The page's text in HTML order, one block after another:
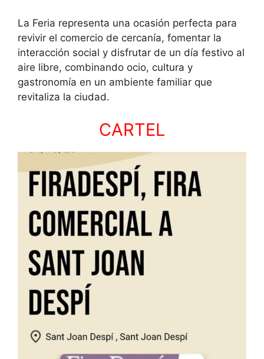
La Feria representa una ocasión perfecta para
revivir el comercio de cercanía, fomentar la
interacción social y disfrutar de un día festivo al
aire libre, combinando ocio, cultura y
gastronomía en un ambiente familiar que
revitaliza la ciudad.
CARTEL